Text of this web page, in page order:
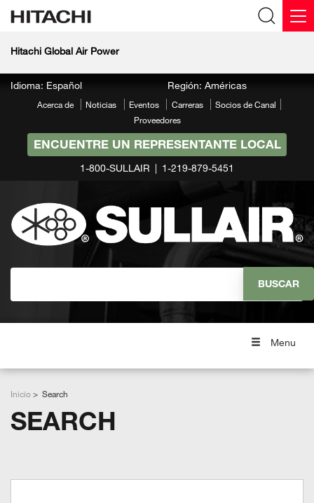
Hitachi Global Air Power
Idioma: Español Región: Américas
Acerca de Noticias Eventos Carreras
Socios de Canal
Proveedores
ENCUENTRE UN REPRESENTANTE LOCAL
1-800-SULLAIR 1-219-879-5451
Menu
Inicio Search
SEARCH